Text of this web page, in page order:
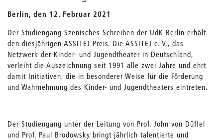
Berlin, den 12. Februar 2021
Der Studiengang Szenisches Schreiben der UdK Berlin erhält
den diesjährigen ASSITEJ Preis. Die ASSITEJ e. V., das
Netzwerk der Kinder- und Jugendtheater in Deutschland,
verleiht die Auszeichnung seit 1991 alle zwei Jahre und ehrt
damit Initiativen, die in besonderer Weise für die Förderung
und Wahrnehmung des Kinder- und Jugendtheaters eintreten.
Der Studiengang unter der Leitung von Prof. John von Düffel
und Prof. Paul Brodowsky bringt jährlich talentierte und